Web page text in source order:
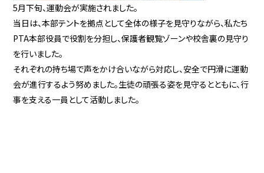
5月下旬、運動会が実施されました。
当日は、本部テントを拠点として全体の様子を見守りながら、私たち
PTA本部役員で役割を分担し、保護者観覧ゾーンや校舎裏の見守り
を行いました。
それぞれの持ち場で声をかけ合いながら対応し、安全で円滑に運動
会が進行するよう努めました。生徒の頑張る姿を見守るとともに、行
事を支える一員として活動しました。